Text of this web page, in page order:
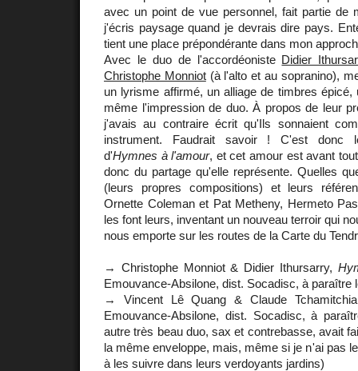
avec un point de vue personnel, fait partie de
j'écris paysage quand je devrais dire pays.
tient une place prépondérante dans mon
Avec le duo de l'accordéoniste Didier
Christophe Monniot(à l'alto et au sopranino),
un lyrisme affirmé, un alliage de timbres
même l'impression de duo. À propos de leur
j'avais au contraire écrit qu'Ils sonnaient
instrument. Faudrait savoir ! C'est donc
d'Hymnes à l'amour, et cet amour est avant
donc du partage qu'elle représente. Quelles
(leurs propres compositions) et leurs
Ornette Coleman et Pat Metheny, Hermeto
les font leurs, inventant un nouveau terroir qui
nous emporte sur les routes de la Carte du
→ Christophe Monniot & Didier Ithursarry,
Emouvance-Absilone, dist. Socadisc, à paraître
→ Vincent Lê Quang & Claude
Emouvance-Absilone, dist. Socadisc, à
autre très beau duo, sax et contrebasse, avait
la même enveloppe, mais, même si je n'ai pas
à les suivre dans leurs verdoyants jardins)